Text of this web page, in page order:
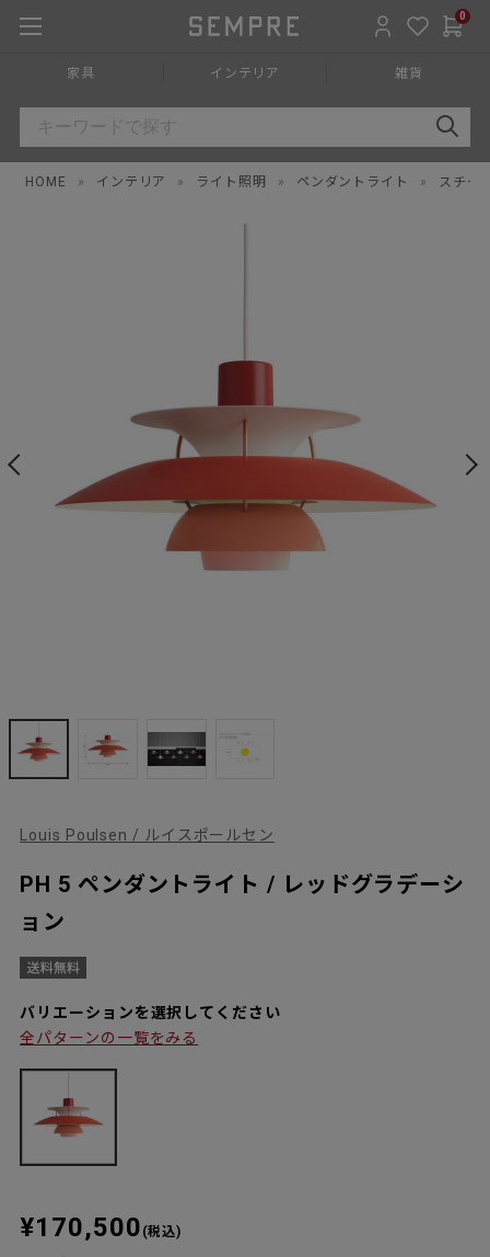
0
家具 インテリア 雑貨
HOME » インテリア » ライト照明 » ペンダントライト » スチー
Louis Poulsen / ルイスポールセン
PH 5 ペンダントライト / レッドグラデーシ
ョン
バリエーションを選択してください
全パターンの一覧をみる
¥170,500 (税込)